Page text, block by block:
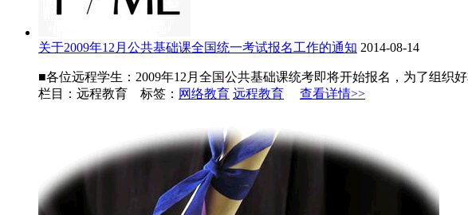
关于2009年12月公共基础课全国统一考试报名工作的通知 2014-08-14
■各位远程学生：2009年12月全国公共基础课统考即将开始报名，为了组织
栏目：远程教育 标签： 网络教育 远程教育 查看详情>>